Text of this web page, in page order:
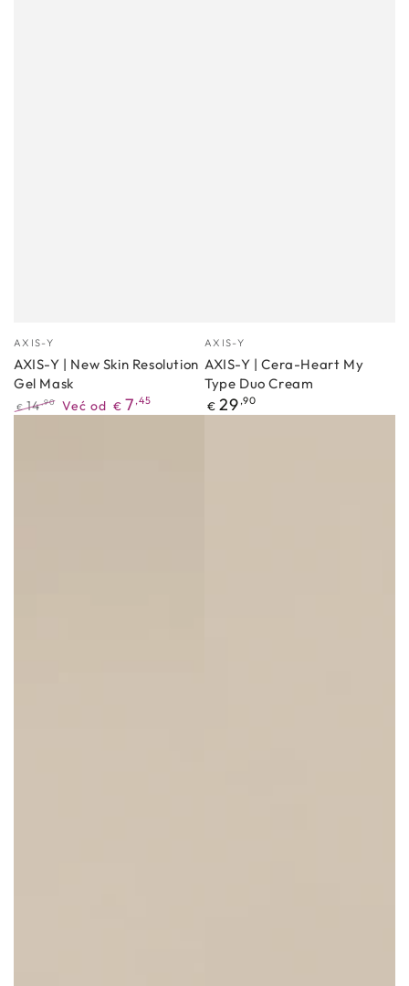
Proizvođać
AXIS-Y
AXIS-Y | New Skin Resolution
Gel Mask
€ 14,90 Već od € 7 ,45
Proizvođać
AXIS-Y
AXIS-Y | Cera-Heart My
Type Duo Cream
Redovna
cijena
€ 29 ,90